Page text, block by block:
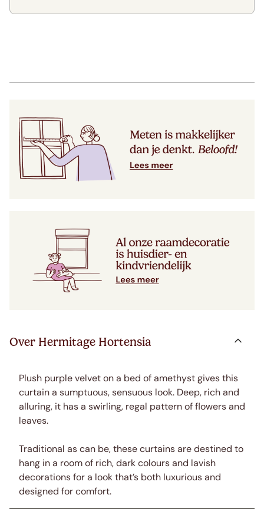
Over Hermitage Hortensia
Plush purple velvet on a bed of amethyst gives this
curtain a sumptuous, sensuous look. Deep, rich and
alluring, it has a swirling, regal pattern of flowers and
leaves.
Traditional as can be, these curtains are destined to
hang in a room of rich, dark colours and lavish
decorations for a look that’s both luxurious and
designed for comfort.